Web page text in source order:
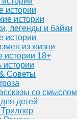
истории
истории
легенды и байки
истории
из жизни
истории 18+
Советы
со смыслом
детей
Триллер